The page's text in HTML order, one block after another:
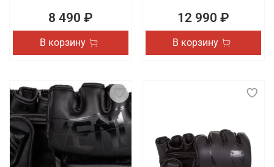
8 490 ₽
В корзину
12 990 ₽
В корзину